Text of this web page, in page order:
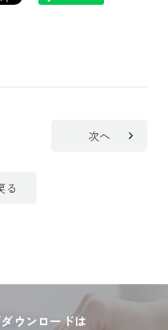
る
次へ
ウンロードは